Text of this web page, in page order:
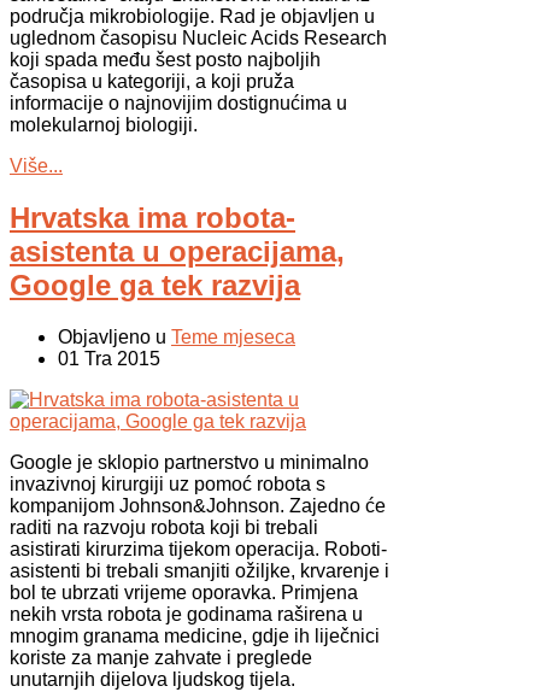
područja mikrobiologije. Rad je objavljen u
uglednom časopisu Nucleic Acids Research
koji spada među šest posto najboljih
časopisa u kategoriji, a koji pruža
informacije o najnovijim dostignućima u
molekularnoj biologiji.
Više...
Hrvatska ima robota-
asistenta u operacijama,
Google ga tek razvija
Objavljeno u Teme mjeseca
01 Tra 2015
Google je sklopio partnerstvo u minimalno
invazivnoj kirurgiji uz pomoć robota s
kompanijom Johnson&Johnson. Zajedno će
raditi na razvoju robota koji bi trebali
asistirati kirurzima tijekom operacija. Roboti-
asistenti bi trebali smanjiti ožiljke, krvarenje i
bol te ubrzati vrijeme oporavka. Primjena
nekih vrsta robota je godinama raširena u
mnogim granama medicine, gdje ih liječnici
koriste za manje zahvate i preglede
unutarnjih dijelova ljudskog tijela.